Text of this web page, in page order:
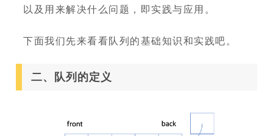
以及用来解决什么问题，即实践与应用。
下面我们先来看看队列的基础知识和实践吧。
二、队列的定义